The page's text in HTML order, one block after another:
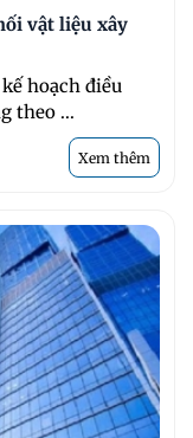
vật liệu xây
hoạch điều
theo ...
Xem thêm